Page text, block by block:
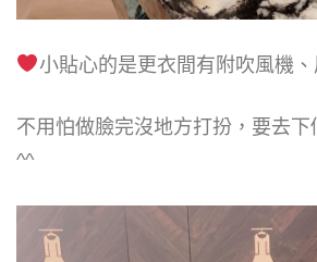
小貼心的是更衣間有附吹風機
不用怕做臉完沒地方打扮，要去
^^